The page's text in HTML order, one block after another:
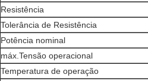
Resistência
Tolerância de Resistência
Potência nominal
máx.Tensão operacional
Temperatura de operação